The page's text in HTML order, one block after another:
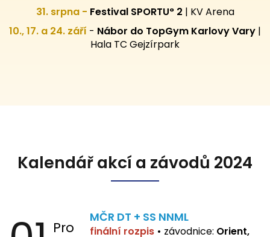
31. srpna - Festival SPORTU° 2 | KV Arena
10., 17. a 24. září - Nábor do TopGym Karlovy Vary |
Hala TC Gejzírpark
Kalendář akcí a závodů 2024
Pro
MČR DT + SS NNML
finální rozpis • závodnice: Orient,